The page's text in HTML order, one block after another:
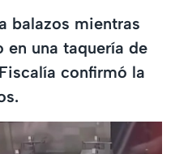
balazos mientras
en una taquería de
confirmó la